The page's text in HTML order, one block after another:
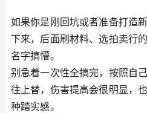
如果你是刚回坑或者准备打造
下来，后面刷材料、选拍卖行
名字搞懵。
别急着一次性全搞完，按照自
往上替，伤害提高会很明显，
种踏实感。